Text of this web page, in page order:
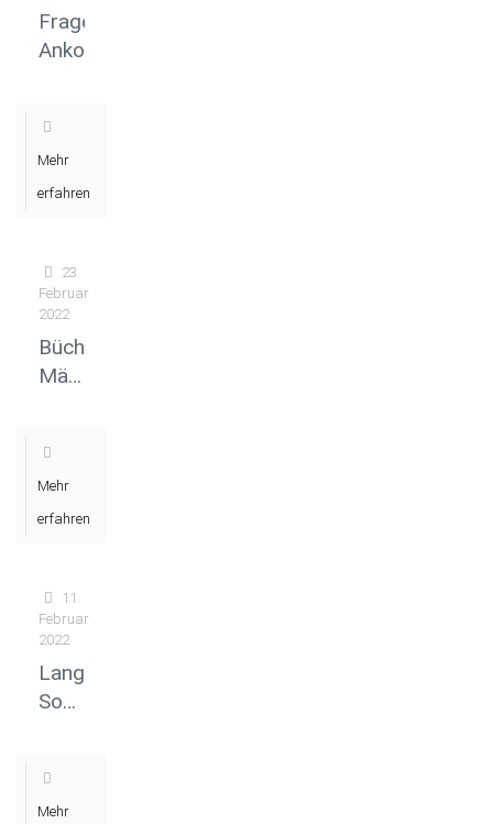
Fragebogen
Ankommen
Mehr
erfahren
23.
Februar
2022
Bücherliste
März
Mehr
erfahren
11.
Februar
2022
Langfassung
Sozialbericht
Mehr